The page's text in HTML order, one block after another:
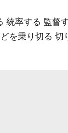
統率する 監督
を乗り切る 切